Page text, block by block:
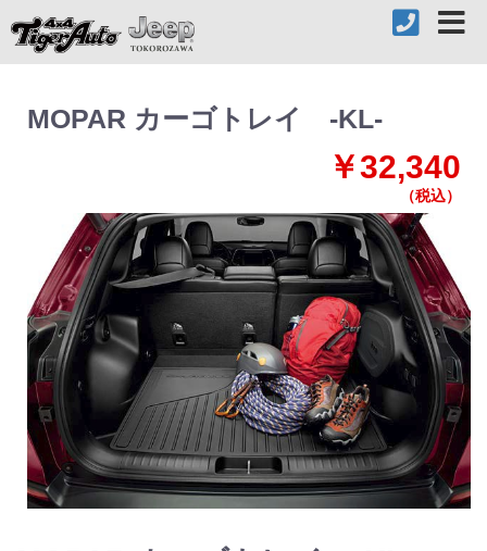
MOPAR カーゴトレイ -KL-
￥32,340
（税込）